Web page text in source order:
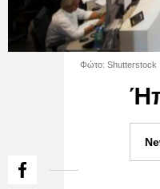
Φώτο: Shutterstock